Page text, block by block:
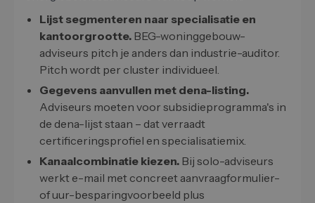
Lijst segmenteren naar specialisatie en
kantoorgrootte. BEG-woninggebouw-
adviseurs pitch je anders dan industrie-auditor.
Pitch wordt per cluster individueel.
Gegevens aanvullen met dena-listing.
Adviseurs moeten voor subsidieprogramma's in
de dena-lijst staan – dat verraadt
certificeringsprofiel en specialisatiemix.
Kanaalcombinatie kiezen. Bij solo-adviseurs
werkt e-mail met concreet aanvraagformulier-
of uur-besparingvoorbeeld plus